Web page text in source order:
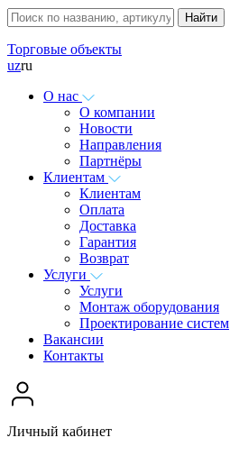
Торговые объекты
uzru
О нас
О компании
Новости
Направления
Партнёры
Клиентам
Клиентам
Оплата
Доставка
Гарантия
Возврат
Услуги
Услуги
Монтаж оборудования
Проектирование систем
Вакансии
Контакты
Личный кабинет